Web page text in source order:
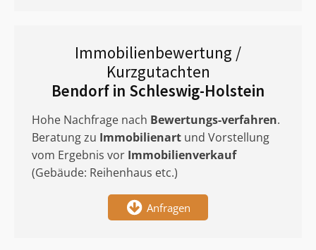
Immobilienbewertung /
Kurzgutachten
Bendorf in Schleswig-Holstein
Hohe Nachfrage nach Bewertungs-verfahren.
Beratung zu Immobilienart und Vorstellung
vom Ergebnis vor Immobilienverkauf
(Gebäude: Reihenhaus etc.)
Anfragen